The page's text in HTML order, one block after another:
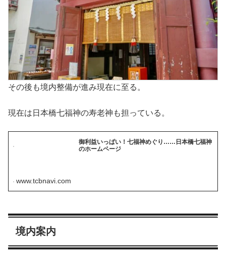
その後も境内整備が進み現在に至る。
現在は日本橋七福神の寿老神も担っている。
御利益いっぱい！七福神めぐり……日本橋七福神
のホームページ
www.tcbnavi.com
境内案内